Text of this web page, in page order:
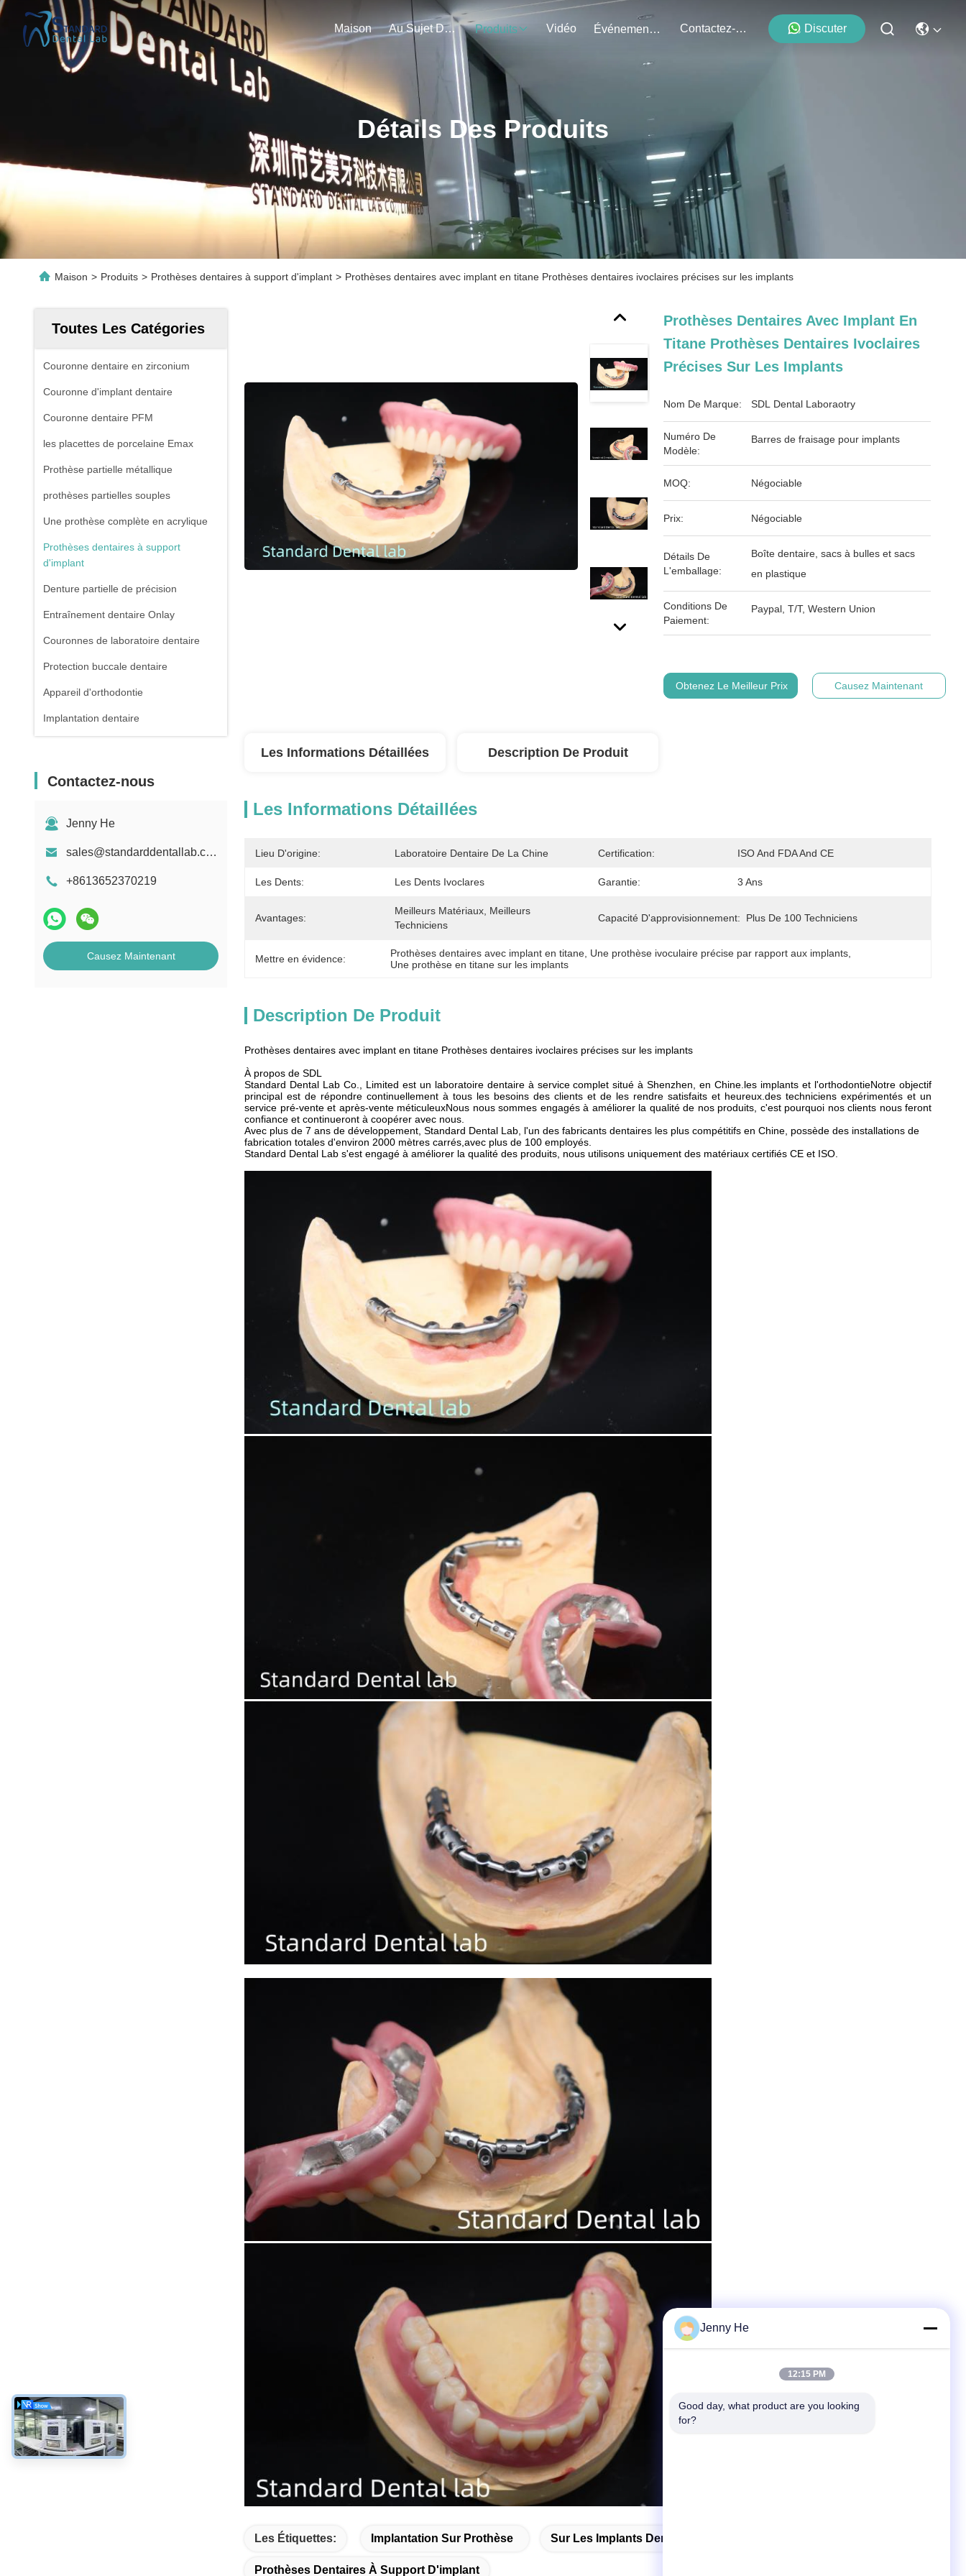
Maison Au Sujet De Nous Produits Vidéo Événements Contactez-Nous Discuter
Détails Des Produits
Maison > Produits > Prothèses dentaires à support d'implant > Prothèses dentaires avec implant en titane Prothèses dentaires ivoclaires précises sur les implants
Toutes Les Catégories
Couronne dentaire en zirconium
Couronne d'implant dentaire
Couronne dentaire PFM
les placettes de porcelaine Emax
Prothèse partielle métallique
prothèses partielles souples
Une prothèse complète en acrylique
Prothèses dentaires à support
d'implant
Denture partielle de précision
Entraînement dentaire Onlay
Couronnes de laboratoire dentaire
Protection buccale dentaire
Appareil d'orthodontie
Implantation dentaire
Contactez-nous
Jenny He
sales@standarddentallab.com
+8613652370219
Causez Maintenant
Prothèses Dentaires Avec Implant En
Titane Prothèses Dentaires Ivoclaires
Précises Sur Les Implants
Nom De Marque: SDL Dental Laboraotry
Numéro De
Modèle:
Barres de fraisage pour implants
MOQ: Négociable
Prix: Négociable
Détails De
L'emballage:
Boîte dentaire, sacs à bulles et sacs
en plastique
Conditions De
Paiement:
Paypal, T/T, Western Union
Obtenez Le Meilleur Prix Causez Maintenant
Les Informations Détaillées Description De Produit
Les Informations Détaillées
Lieu D'origine: Laboratoire Dentaire De La Chine Certification: ISO And FDA And CE
Les Dents: Les Dents Ivoclares Garantie: 3 Ans
Avantages:
Meilleurs Matériaux, Meilleurs
Techniciens
Capacité D'approvisionnement: Plus De 100 Techniciens
Mettre en évidence: Prothèses dentaires avec implant en titane Une prothèse ivoculaire précise par rapport aux implants
Une prothèse en titane sur les implants
Description De Produit
Prothèses dentaires avec implant en titane Prothèses dentaires ivoclaires précises sur les implants
À propos de SDL
Standard Dental Lab Co., Limited est un laboratoire dentaire à service complet situé à Shenzhen, en Chine.les implants et l'orthodontieNotre objectif
principal est de répondre continuellement à tous les besoins des clients et de les rendre satisfaits et heureux.des techniciens expérimentés et un
service pré-vente et après-vente méticuleuxNous nous sommes engagés à améliorer la qualité de nos produits, c'est pourquoi nos clients nous feront
confiance et continueront à coopérer avec nous.
Avec plus de 7 ans de développement, Standard Dental Lab, l'un des fabricants dentaires les plus compétitifs en Chine, possède des installations de
fabrication totales d'environ 2000 mètres carrés,avec plus de 100 employés.
Standard Dental Lab s'est engagé à améliorer la qualité des produits, nous utilisons uniquement des matériaux certifiés CE et ISO.
Les Étiquettes: Implantation Sur Prothèse Sur Les Implants Dentaires
Prothèses Dentaires À Support D'implant
Jenny He
12:15 PM
Good day, what product are you looking
for?